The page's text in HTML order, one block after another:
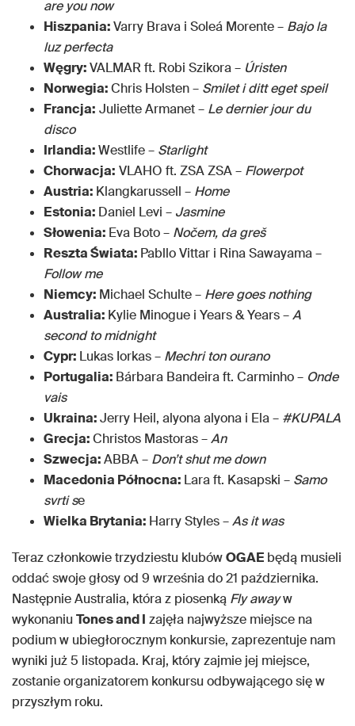
are you now
Hiszpania:Varry Brava i Soleá Morente – Bajo la
luz perfecta
Węgry:VALMAR ft. Robi Szikora – Úristen
Norwegia:Chris Holsten – Smilet i ditt eget speil
Francja: Juliette Armanet – Le dernier jour du
disco
Irlandia:Westlife – Starlight
Chorwacja: VLAHO ft. ZSA ZSA – Flowerpot
Austria: Klangkarussell – Home
Estonia: Daniel Levi – Jasmine
Słowenia: Eva Boto – Nočem, da greš
Reszta Świata: Pabllo Vittar i Rina Sawayama –
Follow me
Niemcy: Michael Schulte – Here goes nothing
Australia: Kylie Minogue i Years & Years –A
second to midnight
Cypr: Lukas Iorkas – Mechri ton ourano
Portugalia: Bárbara Bandeira ft. Carminho – Onde
vais
Ukraina:Jerry Heil, alyona alyona i Ela – #KUPALA
Grecja:Christos Mastoras –An
Szwecja:ABBA – Don’t shut me down
Macedonia Północna: Lara ft. Kasapski – Samo
svrti se
Wielka Brytania: Harry Styles –As it was
Teraz członkowie trzydziestu klubówOGAE będą musieli
oddać swoje głosy od 9 września do 21 października.
Następnie Australia, która z piosenką Fly awayw
wykonaniu Tones and I zajęła najwyższe miejsce na
podium w ubiegłorocznym konkursie, zaprezentuje nam
wyniki już 5 listopada. Kraj, który zajmie jej miejsce,
zostanie organizatorem konkursu odbywającego się w
przyszłym roku.